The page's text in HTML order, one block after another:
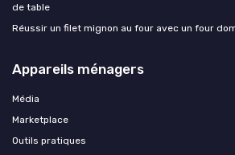
de table
Réussir un filet mignon au four avec un four
Appareils ménagers
Média
Marketplace
Outils pratiques